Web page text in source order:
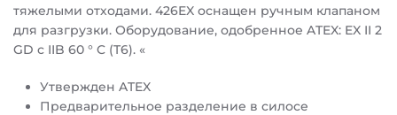
тяжелыми отходами. 426EX оснащен ручным клапаном
для разгрузки. Оборудование, одобренное ATEX: EX II 2
GD c IIB 60 ° C (T6). «
Утвержден ATEX
Предварительное разделение в силосе